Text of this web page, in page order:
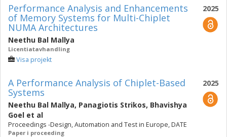
2025
Performance Analysis and Enhancements
of Memory Systems for Multi-Chiplet
NUMA Architectures
Neethu Bal Mallya
Licentiatavhandling
Visa projekt
2025
A Performance Analysis of Chiplet-Based
Systems
Neethu Bal Mallya, Panagiotis Strikos, Bhavishya
Goel et al
Proceedings -Design, Automation and Test in Europe, DATE
Paper i proceeding